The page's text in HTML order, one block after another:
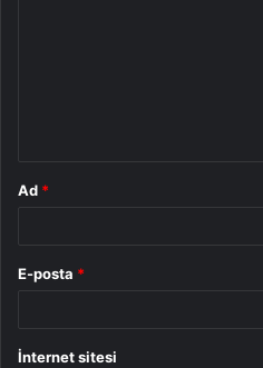
Ad *
E-posta *
İnternet sitesi